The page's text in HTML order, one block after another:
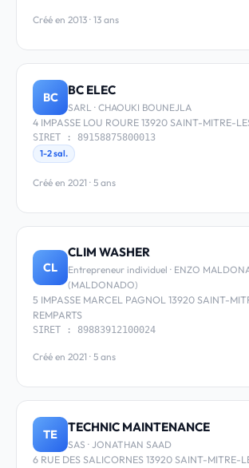
Créé en 2013 · 13 ans
BC BC ELEC
SARL · CHAOUKI BOUNEJLA
4 IMPASSE LOU ROURE 13920 SAINT-MITRE-
SIRET : 89158875800013
1-2 sal.
Créé en 2021 · 5 ans
CL
CLIM WASHER
Entrepreneur individuel · ENZO
(MALDONADO)
5 IMPASSE MARCEL PAGNOL 13920 SAINT-
REMPARTS
SIRET : 89883912100024
Créé en 2021 · 5 ans
TE TECHNIC MAINTENANCE
SAS · JONATHAN SAAD
6 RUE DES SALICORNES 13920 SAINT-MITRE-